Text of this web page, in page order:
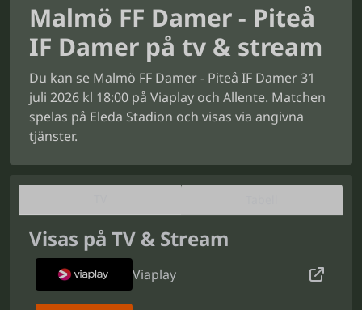
Malmö FF Damer - Piteå
IF Damer på tv & stream
Du kan se Malmö FF Damer - Piteå IF Damer 31
juli 2026 kl 18:00 på Viaplay och Allente. Matchen
spelas på Eleda Stadion och visas via angivna
tjänster.
Visas på TV & Stream
Viaplay